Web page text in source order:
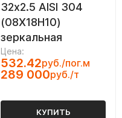
32х2.5 AISI 304
(08Х18Н10)
зеркальная
Цена:
532.42руб./пог.м
289 000руб./т
КУПИТЬ